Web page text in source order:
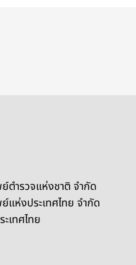
ำรวจแห่งชาติ จำกัด
ห่งประเทศไทย จำกัด
เทศไทย